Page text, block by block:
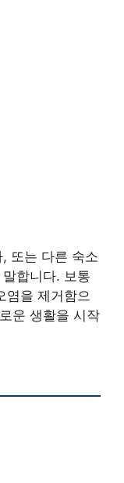
또는 다른 숙소
합니다. 보통
염을 제거함으
운 생활을 시작